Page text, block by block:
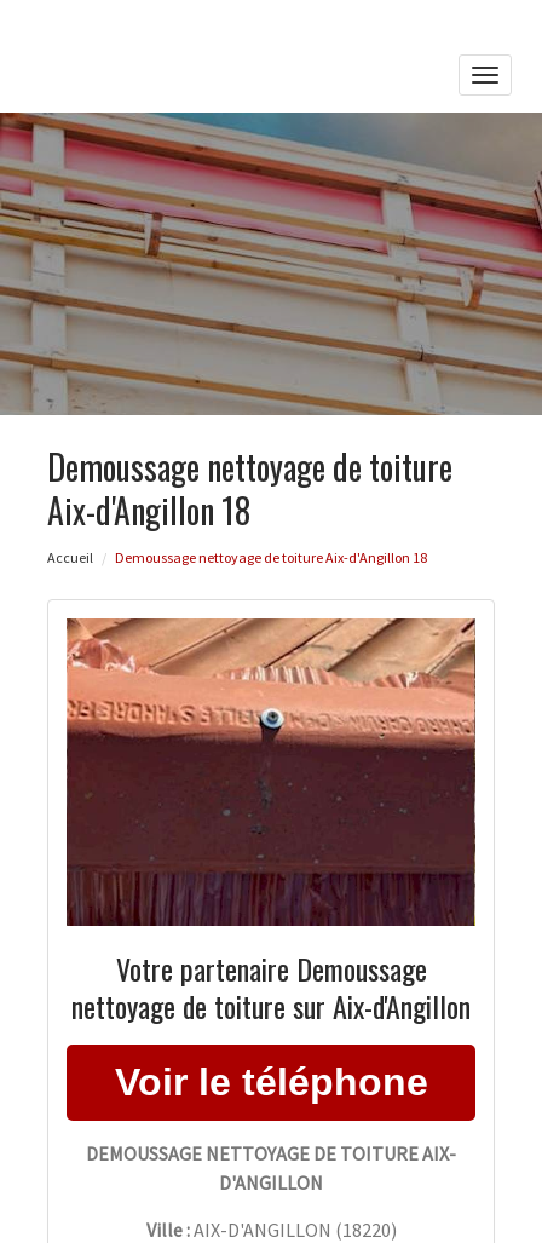
Toggle
Demoussage nettoyage de toiture
Aix-d'Angillon 18
Accueil Demoussage nettoyage de toiture Aix-d'Angillon 18
Votre partenaire Demoussage
nettoyage de toiture sur Aix-d'Angillon
DEMOUSSAGE NETTOYAGE DE TOITURE AIX-
D'ANGILLON
Ville :AIX-D'ANGILLON (18220)